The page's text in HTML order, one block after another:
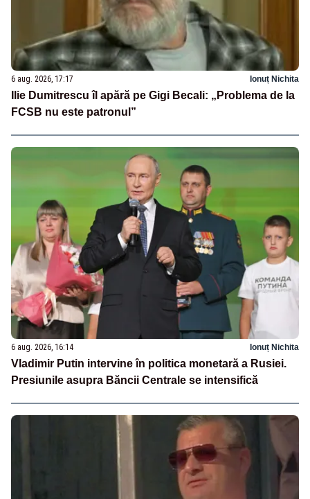
6 aug. 2026, 17:17 Ionuț Nichita
Ilie Dumitrescu îl apără pe Gigi Becali: „Problema de la
FCSB nu este patronul”
6 aug. 2026, 16:14 Ionuț Nichita
Vladimir Putin intervine în politica monetară a Rusiei.
Presiunile asupra Băncii Centrale se intensifică